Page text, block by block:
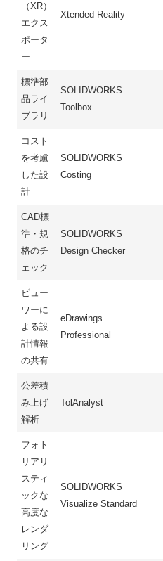
（XR）
エクス
ポータ
ー
Xtended Reality
標準部
品ライ
ブラリ
SOLIDWORKS
Toolbox
コスト
を考慮
した設
計
SOLIDWORKS
Costing
CAD標
準・規
格のチ
ェック
SOLIDWORKS
Design Checker
ビュー
ワーに
よる設
計情報
の共有
eDrawings
Professional
公差積
み上げ
解析
TolAnalyst
フォト
リアリ
スティ
ックな
高度な
レンダ
リング
SOLIDWORKS
Visualize Standard